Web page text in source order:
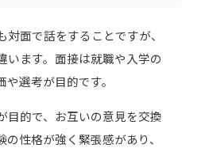
面で話をすることですが、
います。面接は就職や入学の
選考が目的です。
目的で、お互いの意見を交換
性格が強く緊張感があり、